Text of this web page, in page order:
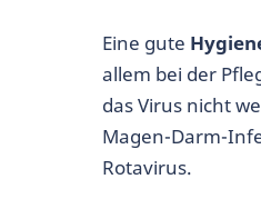
Eine gute
allem bei der
das Virus nicht
Magen-Darm-
Rotavirus.